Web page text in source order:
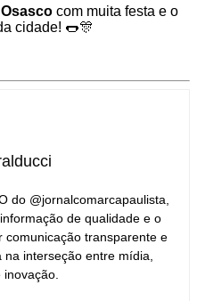
com muita festa e o
cidade! 🌭🎊
do @jornalcomarcapaulista,
de qualidade e o
comunicação transparente e
interseção entre mídia,